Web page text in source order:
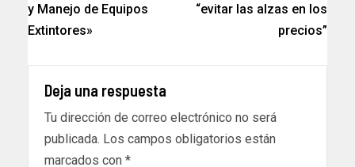
y Manejo de Equipos
Extintores»
“evitar las alzas en los
precios”
Deja una respuesta
Tu dirección de correo electrónico no será
publicada. Los campos obligatorios están
marcados con *